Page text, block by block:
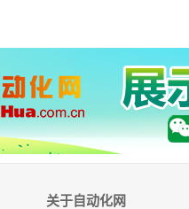
关于自动化网